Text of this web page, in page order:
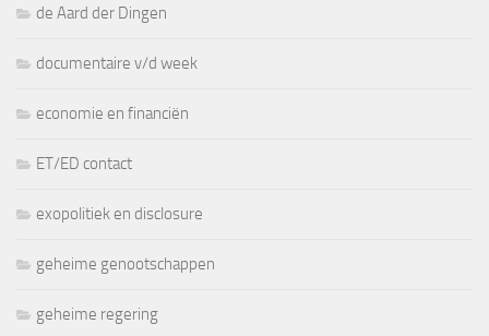
de Aard der Dingen
documentaire v/d week
economie en financiën
ET/ED contact
exopolitiek en disclosure
geheime genootschappen
geheime regering